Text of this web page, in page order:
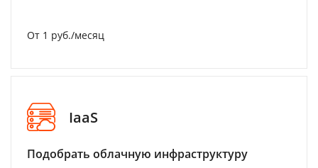
От 1 руб./месяц
IaaS
Подобрать облачную инфраструктуру